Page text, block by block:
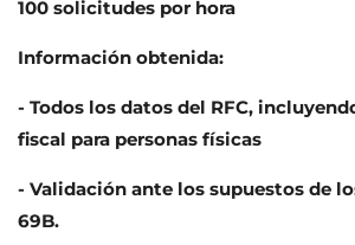
100 solicitudes por hora
Información obtenida:
- Todos los datos del RFC,
fiscal para personas físicas
- Validación ante los supuestos de
69B.
CREAR LISTA DE
NOMBRE DE LA LISTA DE DESEOS
INICIAR SESIÓN
Debe iniciar sesión para guardar